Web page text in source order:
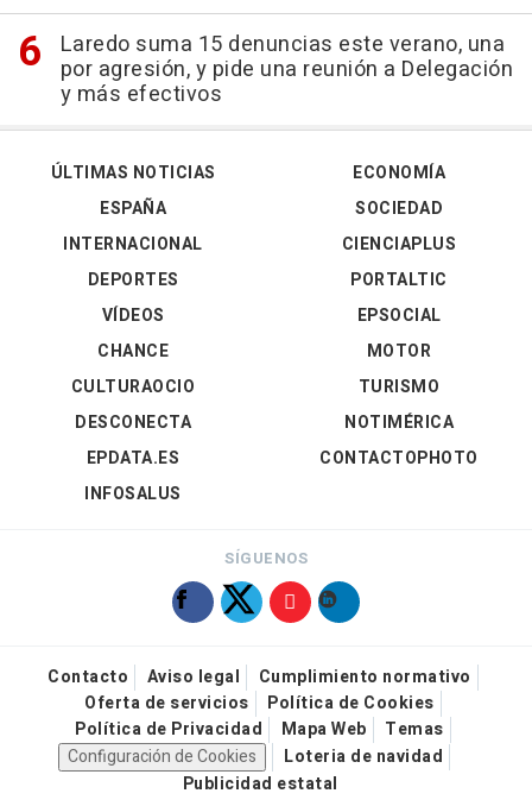
Laredo suma 15 denuncias este verano, una
por agresión, y pide una reunión a Delegación
y más efectivos
ÚLTIMAS NOTICIAS
ESPAÑA
INTERNACIONAL
DEPORTES
VÍDEOS
ECONOMÍA
SOCIEDAD
CIENCIAPLUS
PORTALTIC
EPSOCIAL
CHANCE
CULTURAOCIO
DESCONECTA
EPDATA.ES
INFOSALUS
MOTOR
TURISMO
NOTIMÉRICA
CONTACTOPHOTO
SÍGUENOS
Contacto Aviso legal
Cumplimiento normativo
Oferta de servicios
Política de Cookies
Política de Privacidad
Mapa Web
Temas
Configuración de Cookies
Loteria de navidad
Publicidad estatal